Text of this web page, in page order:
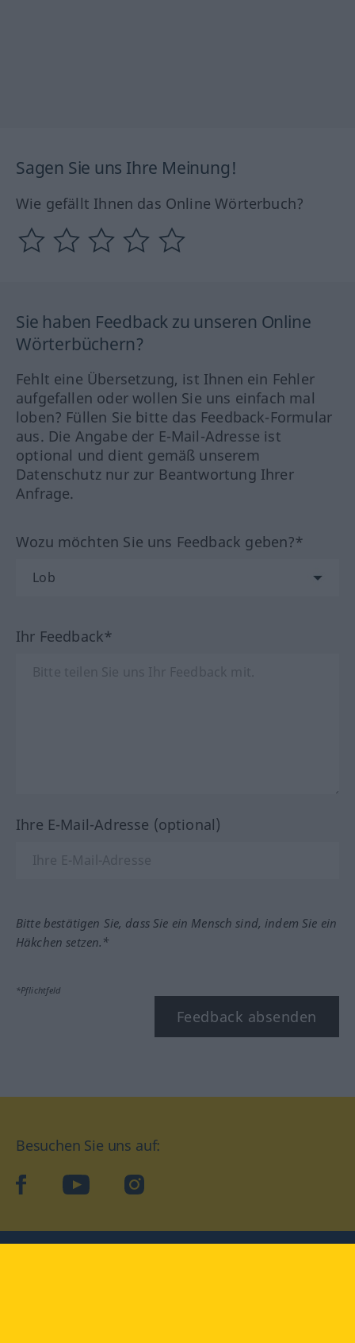
Sagen Sie uns Ihre Meinung!
Wie gefällt Ihnen das Online Wörterbuch?
Sie haben Feedback zu unseren Online
Wörterbüchern?
Fehlt eine Übersetzung, ist Ihnen ein Fehler
aufgefallen oder wollen Sie uns einfach mal
loben? Füllen Sie bitte das Feedback-Formular
aus. Die Angabe der E-Mail-Adresse ist
optional und dient gemäß unserem
Datenschutz nur zur Beantwortung Ihrer
Anfrage.
Wozu möchten Sie uns Feedback geben?*
Ihr Feedback*
Ihre E-Mail-Adresse (optional)
Bitte bestätigen Sie, dass Sie ein Mensch sind, indem Sie ein
Häkchen setzen.*
*Pflichtfeld
Feedback absenden
Besuchen Sie uns auf:
facebook YouTube Instagram